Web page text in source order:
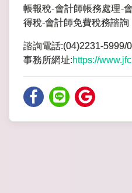
帳報稅-會計師帳務處理-
得稅-會計師免費稅務諮詢
諮詢電話:(04)2231-5999/
事務所網址:https://